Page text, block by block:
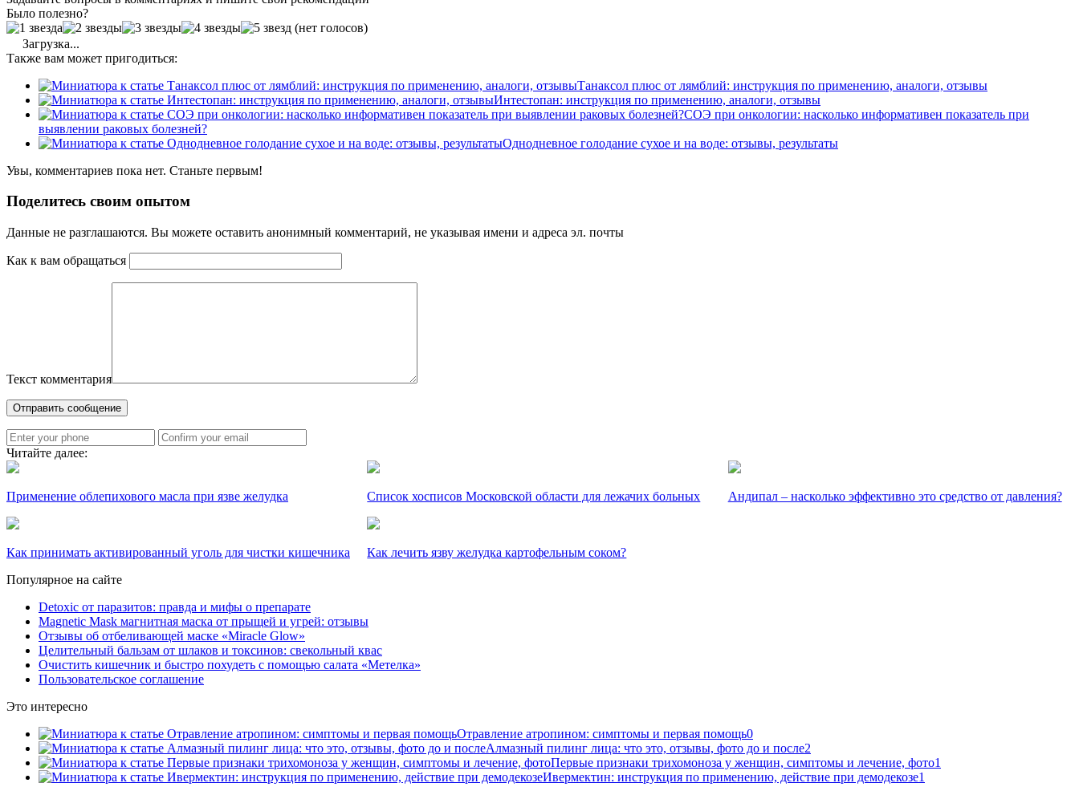
Было полезно?
(нет голосов)
Загрузка...
Также вам может пригодиться:
Танаксол плюс от лямблий: инструкция по применению, аналоги, отзывы
Интестопан: инструкция по применению, аналоги, отзывы
СОЭ при онкологии: насколько информативен показатель при
выявлении раковых болезней?
Однодневное голодание сухое и на воде: отзывы, результаты
Увы, комментариев пока нет. Станьте первым!
Поделитесь своим опытом
Данные не разглашаются. Вы можете оставить анонимный комментарий, не указывая имени и адреса эл. почты
Как к вам обращаться
Текст комментария
Читайте далее:
Применение облепихового масла при язве желудка Список хосписов Московской области для лежачих больных Андипал – насколько эффективно это средство от давления?
Как принимать активированный уголь для чистки кишечника
Как лечить язву желудка картофельным соком?
Популярное на сайте
Detoxic от паразитов: правда и мифы о препарате
Magnetic Mask магнитная маска от прыщей и угрей: отзывы
Отзывы об отбеливающей маске «Miracle Glow»
Целительный бальзам от шлаков и токсинов: свекольный квас
Очистить кишечник и быстро похудеть с помощью салата «Метелка»
Пользовательское соглашение
Это интересно
Отравление атропином: симптомы и первая помощь0
Алмазный пилинг лица: что это, отзывы, фото до и после2
Первые признаки трихомоноза у женщин, симптомы и лечение, фото1
Ивермектин: инструкция по применению, действие при демодекозе1